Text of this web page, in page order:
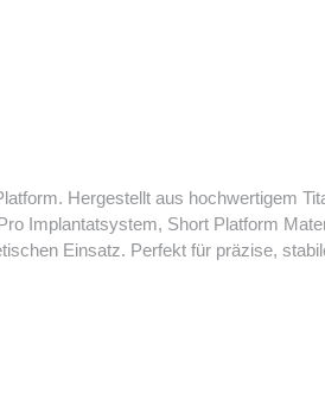
Hergestellt aus hochwertigem
für den prothetischen Einsatz. Perfekt für